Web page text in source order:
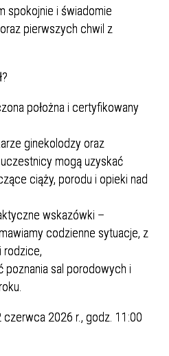
spokojnie i świadomie
pierwszych chwil z
położna i certyfikowany
ginekolodzy oraz
mogą uzyskać
ciąży, porodu i opieki nad
wskazówki –
codzienne sytuacje, z
rodzice,
poznania sal porodowych i
2026 r., godz. 11:00